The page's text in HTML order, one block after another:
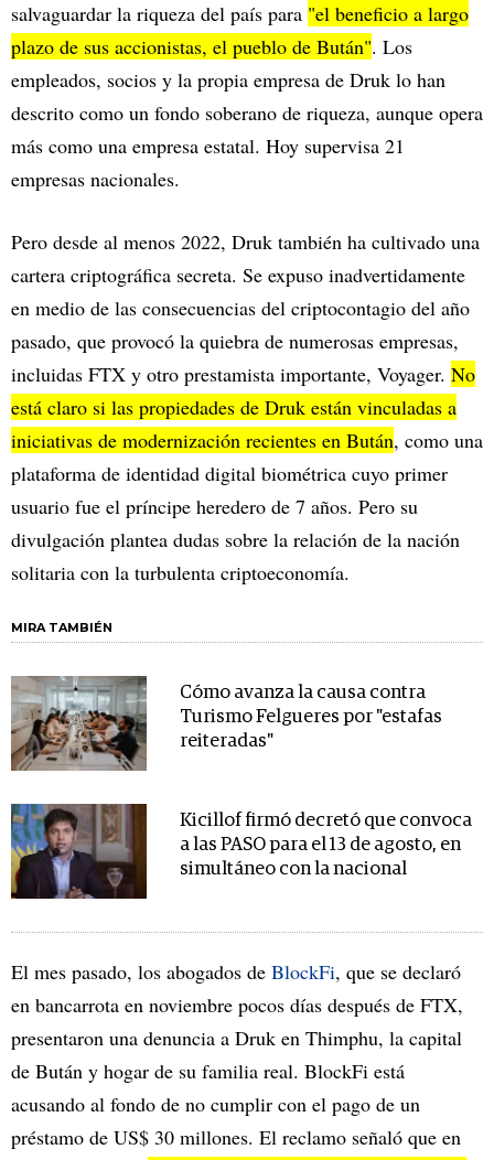
salvaguardar la riqueza del país para "el beneficio a largo
plazo de sus accionistas, el pueblo de Bután". Los
empleados, socios y la propia empresa de Druk lo han
descrito como un fondo soberano de riqueza, aunque opera
más como una empresa estatal. Hoy supervisa 21
empresas nacionales.
Pero desde al menos 2022, Druk también ha cultivado una
cartera criptográfica secreta. Se expuso inadvertidamente
en medio de las consecuencias del criptocontagio del año
pasado, que provocó la quiebra de numerosas empresas,
incluidas FTX y otro prestamista importante, Voyager. No
está claro si las propiedades de Druk están vinculadas a
iniciativas de modernización recientes en Bután, como una
plataforma de identidad digital biométrica cuyo primer
usuario fue el príncipe heredero de 7 años. Pero su
divulgación plantea dudas sobre la relación de la nación
solitaria con la turbulenta criptoeconomía.
MIRA TAMBIÉN
Cómo avanza la causa contra
Turismo Felgueres por "estafas
reiteradas"
Kicillof firmó decretó que convoca
a las PASO para el 13 de agosto, en
simultáneo con la nacional
El mes pasado, los abogados de BlockFi, que se declaró
en bancarrota en noviembre pocos días después de FTX,
presentaron una denuncia a Druk en Thimphu, la capital
de Bután y hogar de su familia real. BlockFi está
acusando al fondo de no cumplir con el pago de un
préstamo de US$ 30 millones. El reclamo señaló que en